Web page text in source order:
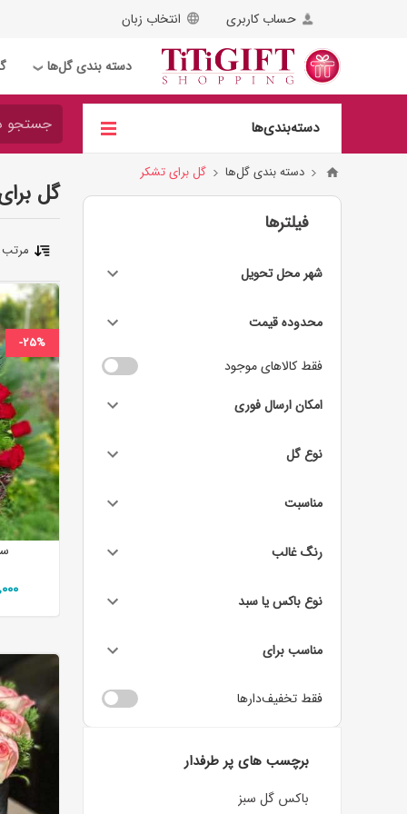
حساب کاربری انتخاب زبان
دسته بندی گل‌ها ❯
دسته‌بندی‌ها
دسته بندی گل‌ها گل برای تشکر
گل
-25%
فیلترها
شهر محل تحویل
محدوده قیمت
فقط کالاهای موجود
امکان ارسال فوری
نوع گل
مناسبت
رنگ غالب
نوع باکس یا سبد
مناسب برای
فقط تخفیف‌دارها
برچسب های پر طرفدار
باکس گل سبز